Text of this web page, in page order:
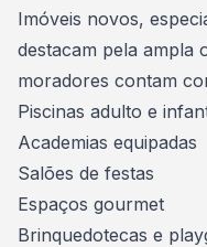
Imóveis novos,
destacam pela ampla
moradores contam
Piscinas adulto e
Academias equipadas
Salões de festas
Espaços gourmet
Brinquedotecas e